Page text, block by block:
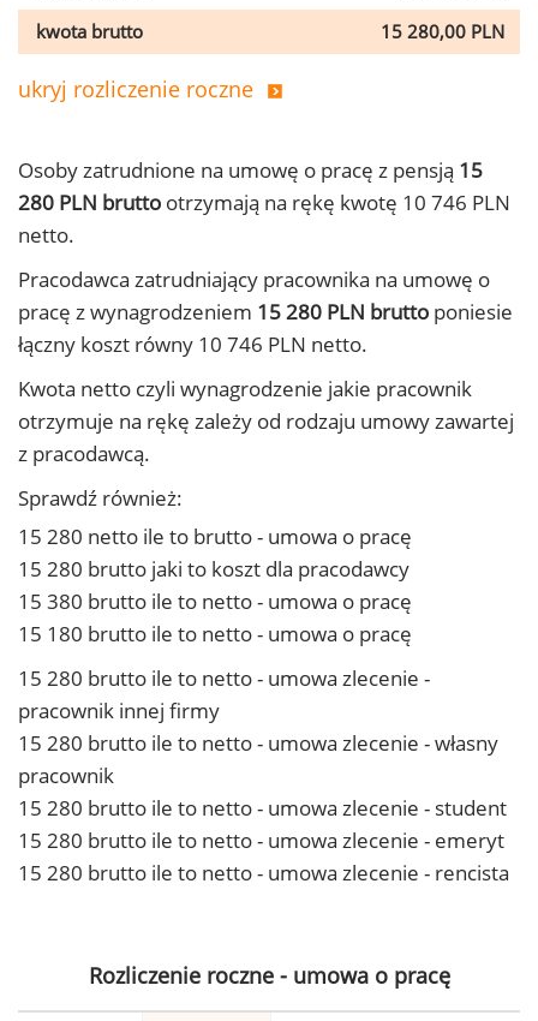
kwota brutto
15 280,00 PLN
ukryj rozliczenie roczne
Osoby zatrudnione na umowę o pracę z pensją 15
280 PLN brutto otrzymają na rękę kwotę 10 746 PLN
netto.
Pracodawca zatrudniający pracownika na umowę o
pracę z wynagrodzeniem 15 280 PLN brutto poniesie
łączny koszt równy 10 746 PLN netto.
Kwota netto czyli wynagrodzenie jakie pracownik
otrzymuje na rękę zależy od rodzaju umowy zawartej
z pracodawcą.
Sprawdź również:
15 280 netto ile to brutto - umowa o pracę
15 280 brutto jaki to koszt dla pracodawcy
15 380 brutto ile to netto - umowa o pracę
15 180 brutto ile to netto - umowa o pracę
15 280 brutto ile to netto - umowa zlecenie -
pracownik innej firmy
15 280 brutto ile to netto - umowa zlecenie - własny
pracownik
15 280 brutto ile to netto - umowa zlecenie - student
15 280 brutto ile to netto - umowa zlecenie - emeryt
15 280 brutto ile to netto - umowa zlecenie - rencista
Rozliczenie roczne - umowa o pracę